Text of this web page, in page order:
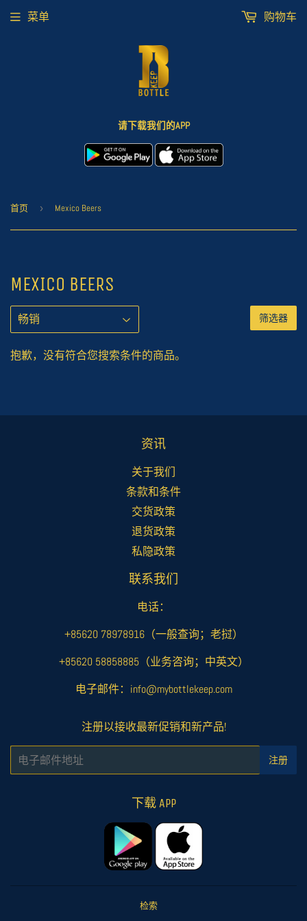
请下载我们的APP
菜单 购物车
首页 › Mexico Beers
MEXICO BEERS
筛选器
抱歉，没有符合您搜索条件的商品。
资讯
关于我们
条款和条件
交货政策
退货政策
私隐政策
联系我们
电话：
+85620 78978916（一般查询；老挝）
+85620 58858885（业务咨询；中英文）
电子邮件：info@mybottlekeep.com
注册以接收最新促销和新产品!
注册
下载 APP
检索